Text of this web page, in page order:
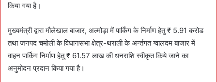
किया गया है।
मुख्यमंत्री द्वारा मौलेखाल बाजार, अल्मोड़ा में पार्किंग के निर्माण हेतु ₹ 5.91 करोड
तथा जनपद चमोली के विधानसभा क्षेत्र-थराली के अर्न्तगत ग्वालदम बाजार में
वाहन पार्किंग निर्माण हेतु ₹ 61.57 लाख की धनराशि स्वीकृत किये जाने का
अनुमोदन प्रदान किया गया है।